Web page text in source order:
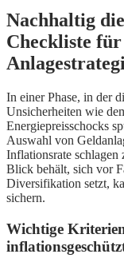
Nachhaltig
Checkliste
In einer Phase, in der
Unsicherheiten wie
Energiepreisschocks
Auswahl von
Inflationsrate
Blick behält, sich vor
Diversifikation setzt,
sichern.
Wichtige